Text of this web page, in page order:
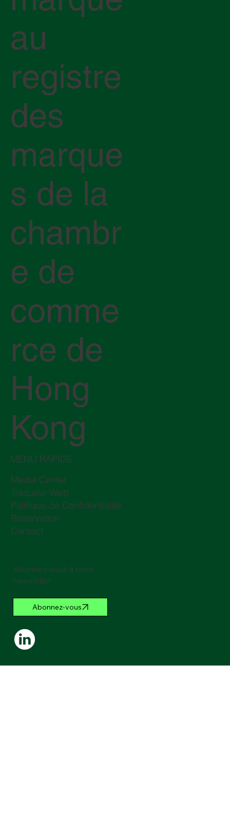
au
registre
des
marque
s de la
chambr
e de
comme
rce de
Hong
Kong
MENU RAPIDE
Media Center
Traqueur Web
Politique de Confidentialité
Réservation
Contact
Abonnez-vous à notre
newsletter
Abonnez-vous